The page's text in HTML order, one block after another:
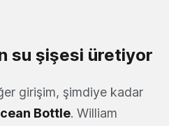
su şişesi üretiyor
girişim, şimdiye kadar
Bottle. William